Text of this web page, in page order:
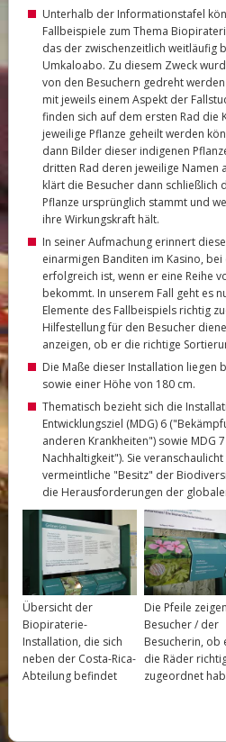
Unterhalb der Informationstafel
Fallbeispiele zum Thema
das der zwischenzeitlich weitläufig
Umkaloabo. Zu diesem Zweck
von den Besuchern gedreht
mit jeweils einem Aspekt der
finden sich auf dem ersten Rad die
jeweilige Pflanze geheilt werden
dann Bilder dieser indigenen
dritten Rad deren jeweilige Namen
klärt die Besucher dann schließlich
Pflanze ursprünglich stammt und
ihre Wirkungskraft hält.
In seiner Aufmachung erinnert
einarmigen Banditen im Kasino,
erfolgreich ist, wenn er eine Reihe
bekommt. In unserem Fall geht es
Elemente des Fallbeispiels richtig
Hilfestellung für den Besucher
anzeigen, ob er die richtige
Die Maße dieser Installation liegen
sowie einer Höhe von 180 cm.
Thematisch bezieht sich die
Entwicklungsziel (MDG) 6
anderen Krankheiten") sowie MDG
Nachhaltigkeit"). Sie
vermeintliche "Besitz" der
die Herausforderungen der
Übersicht der
Biopiraterie-
Installation, die sich
neben der Costa-Rica-
Abteilung befindet
Die Pfeile
Besucher / der
Besucherin, ob
die Räder
zugeordnet